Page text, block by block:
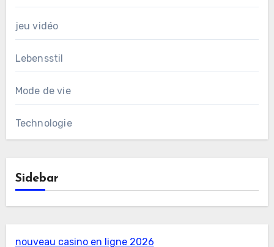
jeu vidéo
Lebensstil
Mode de vie
Technologie
Sidebar
nouveau casino en ligne 2026